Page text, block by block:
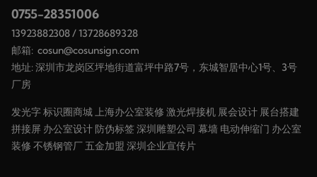
0755-28351006
13923882308/13728689328
邮箱: cosun@cosunsign.com
地址: 深圳市龙岗区坪地街道富坪中路7号，东城智居中心1号、3号
厂房
发光字标识圈商城上海办公室装修 激光焊接机 展会设计 展台搭建
拼接屏 办公室设计 防伪标签 深圳雕塑公司 幕墙 电动伸缩门 办公室
装修 不锈钢管厂 五金加盟 深圳企业宣传片